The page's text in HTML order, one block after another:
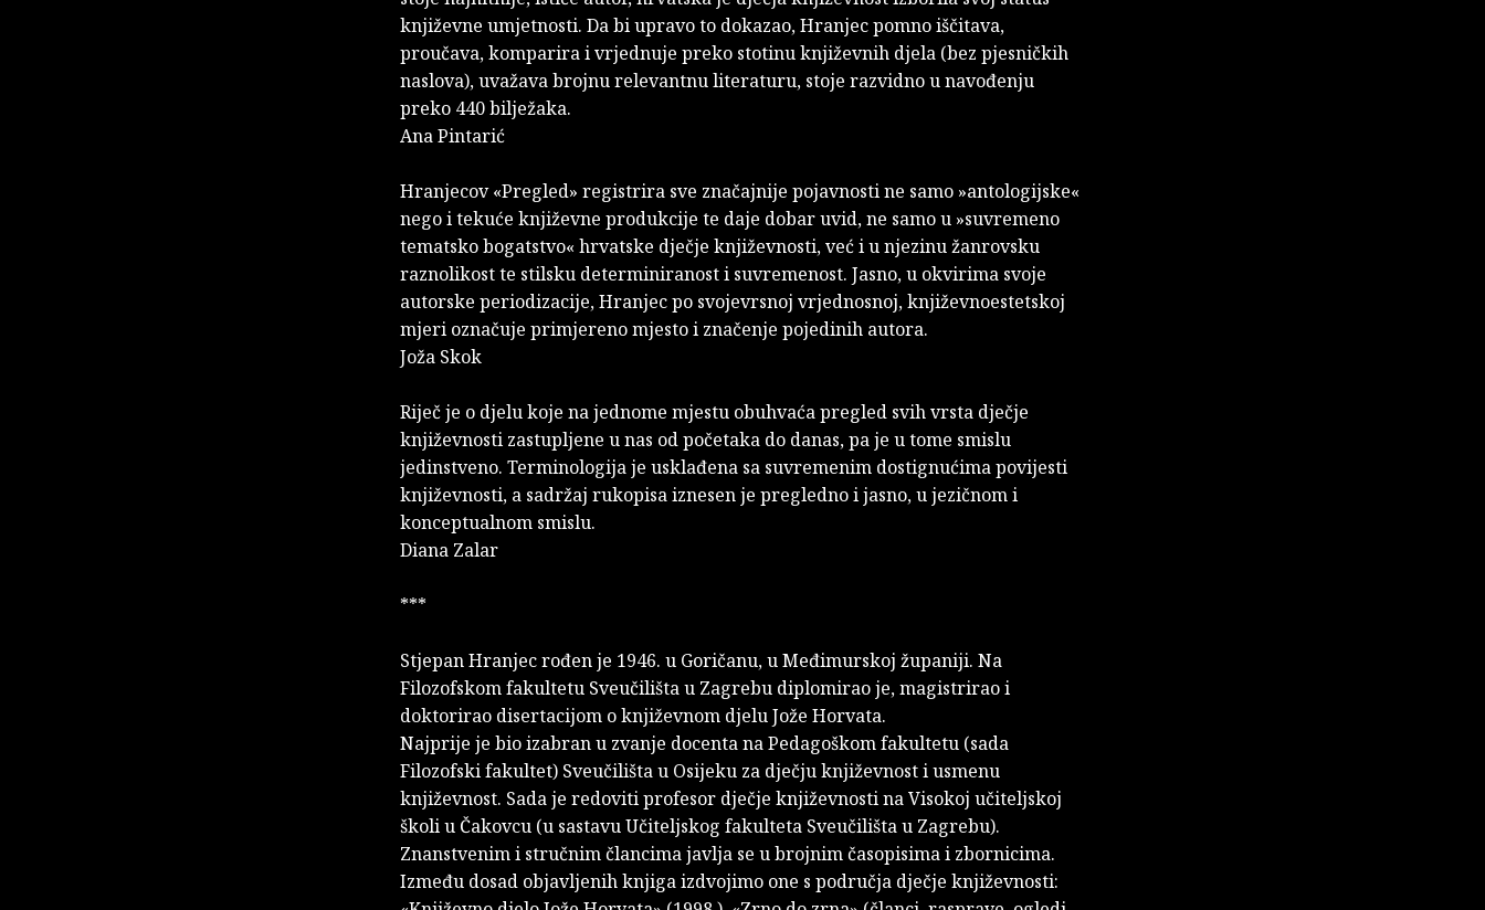
književne umjetnosti. Da bi upravo to dokazao, Hranjec pomno iščitava,
proučava, komparira i vrjednuje preko stotinu književnih djela (bez pjesničkih
naslova), uvažava brojnu relevantnu literaturu, stoje razvidno u navođenju
preko 440 bilježaka.
Ana Pintarić
Hranjecov «Pregled» registrira sve značajnije pojavnosti ne samo »antologijske«
nego i tekuće književne produkcije te daje dobar uvid, ne samo u »suvremeno
tematsko bogatstvo« hrvatske dječje književnosti, već i u njezinu žanrovsku
raznolikost te stilsku determiniranost i suvremenost. Jasno, u okvirima svoje
autorske periodizacije, Hranjec po svojevrsnoj vrjednosnoj, književnoestetskoj
mjeri označuje primjereno mjesto i značenje pojedinih autora.
Joža Skok
Riječ je o djelu koje na jednome mjestu obuhvaća pregled svih vrsta dječje
književnosti zastupljene u nas od početaka do danas, pa je u tome smislu
jedinstveno. Terminologija je usklađena sa suvremenim dostignućima povijesti
književnosti, a sadržaj rukopisa iznesen je pregledno i jasno, u jezičnom i
konceptualnom smislu.
Diana Zalar
***
Stjepan Hranjec rođen je 1946. u Goričanu, u Međimurskoj županiji. Na
Filozofskom fakultetu Sveučilišta u Zagrebu diplomirao je, magistrirao i
doktorirao disertacijom o književnom djelu Jože Horvata.
Najprije je bio izabran u zvanje docenta na Pedagoškom fakultetu (sada
Filozofski fakultet) Sveučilišta u Osijeku za dječju književnost i usmenu
književnost. Sada je redoviti profesor dječje književnosti na Visokoj učiteljskoj
školi u Čakovcu (u sastavu Učiteljskog fakulteta Sveučilišta u Zagrebu).
Znanstvenim i stručnim člancima javlja se u brojnim časopisima i zbornicima.
Između dosad objavljenih knjiga izdvojimo one s područja dječje književnosti: